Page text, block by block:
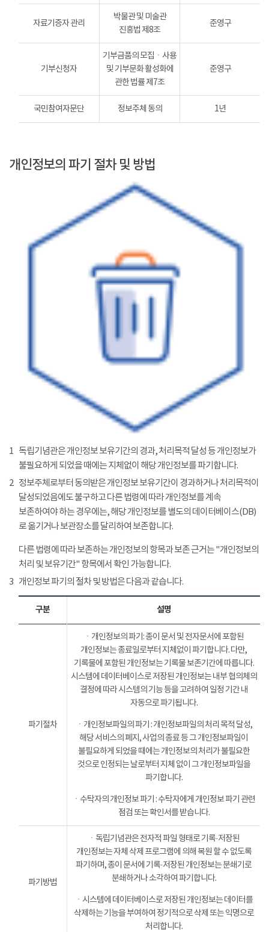
자료기증자 관리
박물관 및 미술관
진흥법 제8조
준영구
기부신청자
기부금품의 모집ㆍ사용
및 기부문화 활성화에
관한 법률 제7조
준영구
국민참여자문단 정보주체 동의 1년
개인정보의 파기 절차 및 방법
1 독립기념관은 개인정보 보유기간의 경과, 처리목적 달성 등 개인정보가
불필요하게 되었을 때에는 지체없이 해당 개인정보를 파기합니다.
2 정보주체로부터 동의받은 개인정보 보유기간이 경과하거나 처리목적이
달성되었음에도 불구하고 다른 법령에 따라 개인정보를 계속
보존하여야 하는 경우에는, 해당 개인정보를 별도의 데이터베이스(DB)
로 옮기거나 보관장소를 달리하여 보존합니다.
다른 법령에 따라 보존하는 개인정보의 항목과 보존 근거는 "개인정보의
처리 및 보유기간" 항목에서 확인 가능합니다.
3 개인정보 파기의 절차 및 방법은 다음과 같습니다.
구분 설명
파기절차
ㆍ개인정보의 파기: 종이 문서 및 전자문서에 포함된
개인정보는 종료일로부터 지체없이 파기합니다. 다만,
기록물에 포함된 개인정보는 기록물 보존기간에 따릅니다.
시스템에 데이터베이스로 저장된 개인정보는 내부 협의체의
결정에 따라 시스템의 기능 등을 고려하여 일정 기간 내
자동으로 파기됩니다.
ㆍ개인정보파일의 파기 : 개인정보파일의 처리 목적 달성,
해당 서비스의 폐지, 사업의 종료 등 그 개인정보파일이
불필요하게 되었을 때에는 개인정보의 처리가 불필요한
것으로 인정되는 날로부터 지체 없이 그 개인정보파일을
파기합니다.
ㆍ수탁자의 개인정보 파기 : 수탁자에게 개인정보 파기 관련
점검 또는 확인서를 받습니다.
파기방법
ㆍ독립기념관은 전자적 파일 형태로 기록·저장된
개인정보는 자체 삭제 프로그램에 의해 복원 할 수 없도록
파기하며, 종이 문서에 기록·저장된 개인정보는 분쇄기로
분쇄하거나 소각하여 파기합니다.
ㆍ시스템에 데이터베이스로 저장된 개인정보는 데이터를
삭제하는 기능을 부여하여 정기적으로 삭제 또는 익명으로
처리합니다.